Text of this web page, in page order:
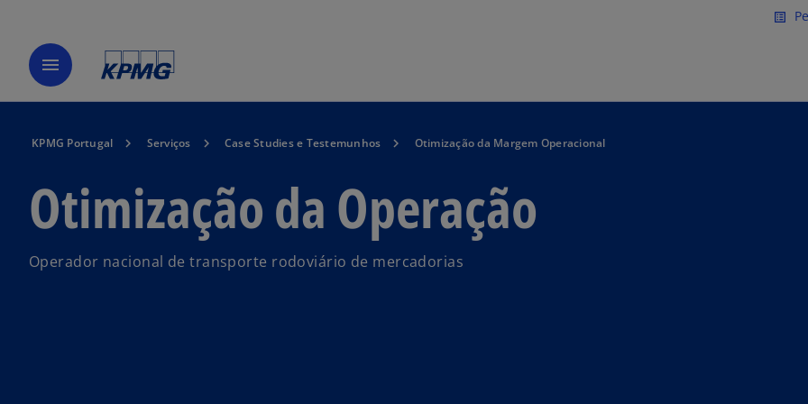
Saltar para conteúdo list_alt
menu
KPMG Portugal Serviços Case Studies e Testemunhos Otimização da Margem Operacional
Otimização da Operação
Operador nacional de transporte rodoviário de mercadorias